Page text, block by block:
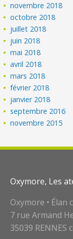
novembre 2018
octobre 2018
juillet 2018
juin 2018
mai 2018
avril 2018
mars 2018
février 2018
janvier 2018
septembre 2016
novembre 2015
Oxymore, Les
Oxymore • Élan
7 rue Armand
35039 RENNES